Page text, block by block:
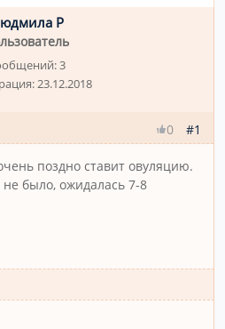
Р
3
23.12.2018
#1
0
поздно ставит овуляцию.
было, ожидалась 7-8